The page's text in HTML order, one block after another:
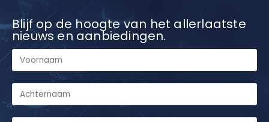
Blijf op de hoogte van het allerlaatste
nieuws en aanbiedingen.